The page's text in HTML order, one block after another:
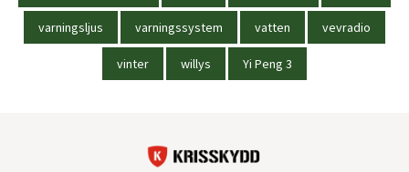
varningsljus varningssystem vatten vevradio
vinter willys Yi Peng 3